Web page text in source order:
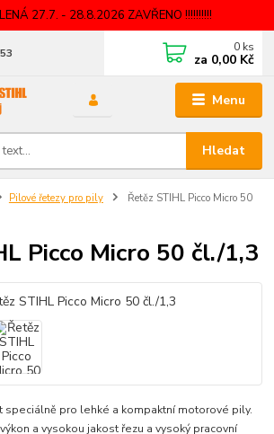
27.7. - 28.8.2026 ZAVŘENO !!!!!!!!!!
Menu
Hledat
0 ks
za 0,00 Kč
Pilové řetezy pro pily
Řetěz STIHL Picco Micro 50
Picco Micro 50 čl./1,3
speciálně pro lehké a kompaktní motorové pily.
a vysokou jakost řezu a vysoký pracovní